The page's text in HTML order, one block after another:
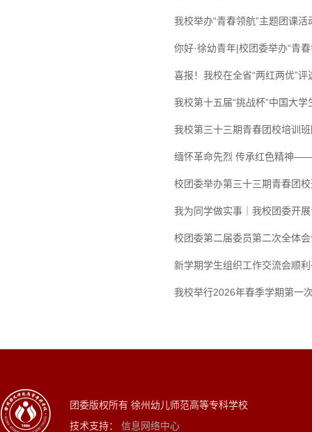
我校举办“青春领航”主题团课
你好·徐幼青年|校团委举办“青
喜报！我校在全省“两红两优”评
我校第十五届“挑战杯”中国大
我校第三十三期青春团校培训
缅怀革命先烈 传承红色精神
校团委举办第三十三期青春团
我为同学做实事｜我校团委开
校团委第二届委员第二次全体
新学期学生组织工作交流会顺
我校举行2026年春季学期第一
团委版权所有 徐州幼儿师范高等专科学校
技术支持： 信息网络中心